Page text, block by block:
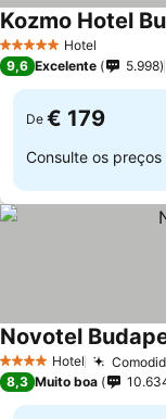
5 Estrelas Hotel
9,6 Excelente 5.998
De € 179
Consulte os preços
4 EstrelasHotel
Novotel
8,3 Muito boa